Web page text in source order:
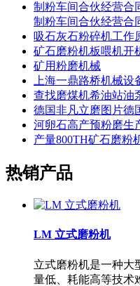
制粉车间合伙经营合
制粉车间合伙经营合
吸石灰石粉碎机工作
矿石磨粉机板喂机开
矿用粉磨机械
上海一鼎路桥机械设
查找磨煤机希油站油
德国非凡立磨图片德
河卵石高产预粉磨生
产量800TH矿石磨粉
热销产品
LM 立式磨粉机
立式磨粉机是一种大
量低、耗能高等技术